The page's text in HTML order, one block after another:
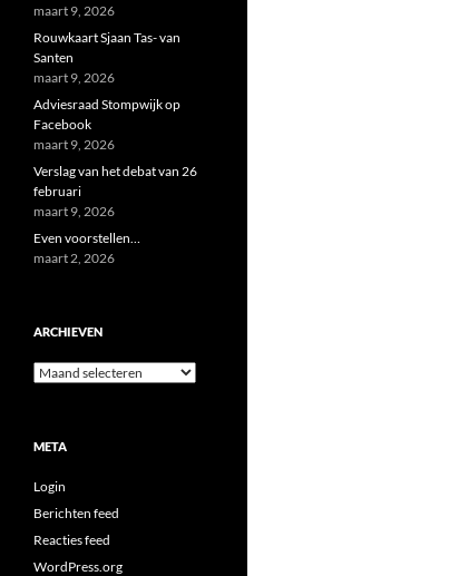
maart 9, 2026
Rouwkaart Sjaan Tas- van
Santen
maart 9, 2026
Adviesraad Stompwijk op
Facebook
maart 9, 2026
Verslag van het debat van 26
februari
maart 9, 2026
Even voorstellen…
maart 2, 2026
ARCHIEVEN
Archieven
META
Login
Berichten feed
Reacties feed
WordPress.org